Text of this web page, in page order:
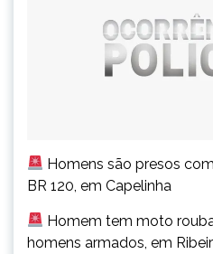
Homens são presos
BR 120, em Capelinha
Homem tem moto
homens armados, em